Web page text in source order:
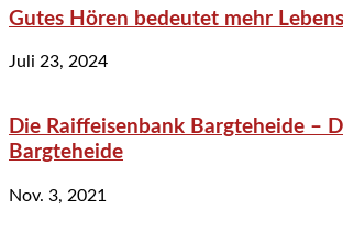
Gutes Hören bedeutet mehr
Juli 23, 2024
Die Raiffeisenbank Bargteheide –
Bargteheide
Nov. 3, 2021